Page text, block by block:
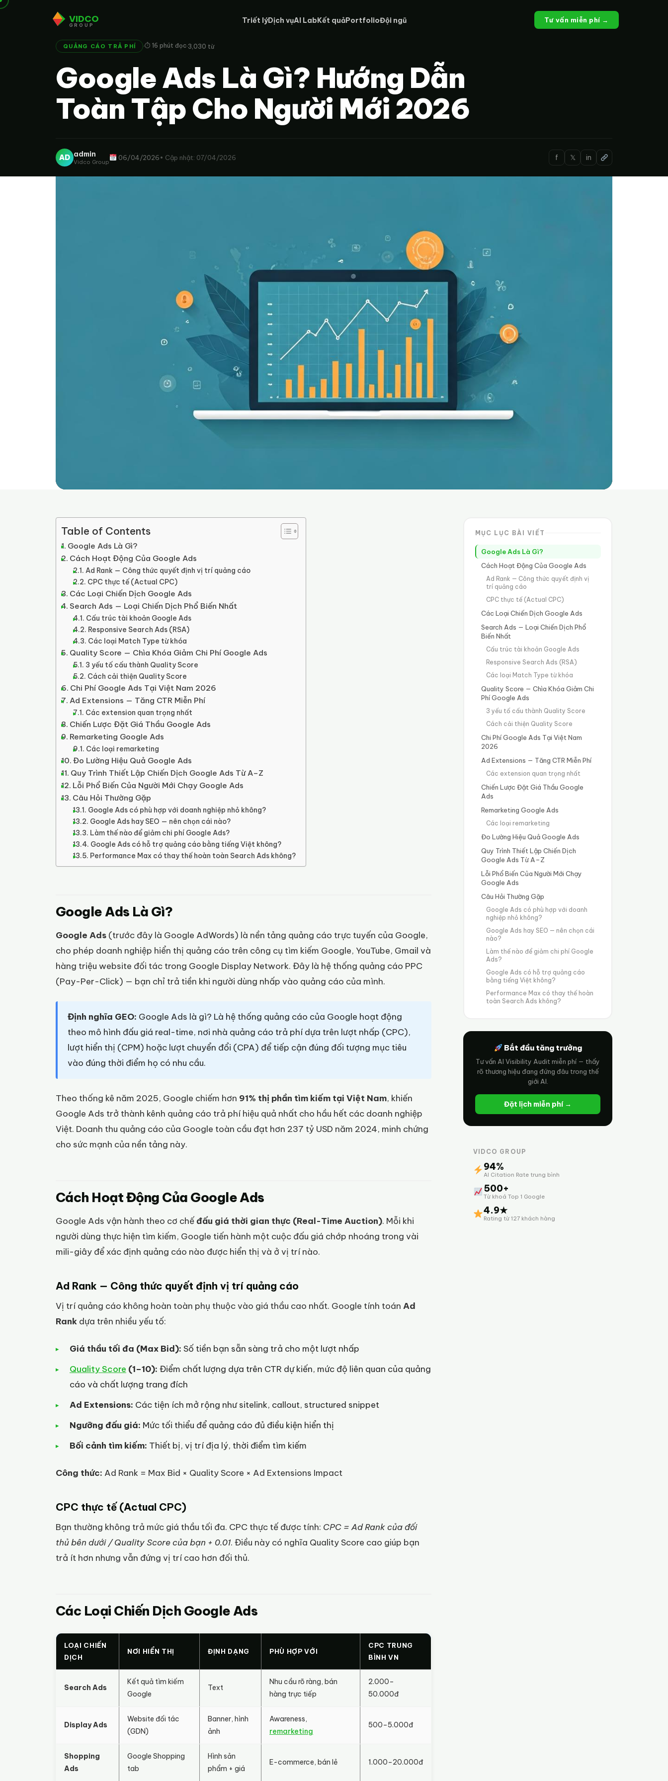
VIDCO
GROUP
Triết lýDịch vụAI LabKết quảPortfolioĐội ngũ Tư vấn miễn phí →
QUẢNG CÁO TRẢ PHÍ ·⏱ 16 phút đọc·3,030 từ
Google Ads Là Gì? Hướng Dẫn
Toàn Tập Cho Người Mới 2026
AD admin
Vidco Group
06/04/2026• Cập nhật: 07/04/2026 f 𝕏 in
Table of Contents
Google Ads Là Gì?
Cách Hoạt Động Của Google Ads
Ad Rank — Công thức quyết định vị trí quảng cáo
CPC thực tế (Actual CPC)
Các Loại Chiến Dịch Google Ads
Search Ads — Loại Chiến Dịch Phổ Biến Nhất
Cấu trúc tài khoản Google Ads
Responsive Search Ads (RSA)
Các loại Match Type từ khóa
Quality Score — Chìa Khóa Giảm Chi Phí Google Ads
3 yếu tố cấu thành Quality Score
Cách cải thiện Quality Score
Chi Phí Google Ads Tại Việt Nam 2026
Ad Extensions — Tăng CTR Miễn Phí
Các extension quan trọng nhất
Chiến Lược Đặt Giá Thầu Google Ads
Remarketing Google Ads
Các loại remarketing
Đo Lường Hiệu Quả Google Ads
Quy Trình Thiết Lập Chiến Dịch Google Ads Từ A–Z
Lỗi Phổ Biến Của Người Mới Chạy Google Ads
Câu Hỏi Thường Gặp
Google Ads có phù hợp với doanh nghiệp nhỏ không?
Google Ads hay SEO — nên chọn cái nào?
Làm thế nào để giảm chi phí Google Ads?
Google Ads có hỗ trợ quảng cáo bằng tiếng Việt không?
Performance Max có thay thế hoàn toàn Search Ads không?
Google Ads Là Gì?
Google Ads (trước đây là Google AdWords) là nền tảng quảng cáo trực tuyến của Google,
cho phép doanh nghiệp hiển thị quảng cáo trên công cụ tìm kiếm Google, YouTube, Gmail và
hàng triệu website đối tác trong Google Display Network. Đây là hệ thống quảng cáo PPC
(Pay-Per-Click) — bạn chỉ trả tiền khi người dùng nhấp vào quảng cáo của mình.
Định nghĩa GEO: Google Ads là gì? Là hệ thống quảng cáo của Google hoạt động
theo mô hình đấu giá real-time, nơi nhà quảng cáo trả phí dựa trên lượt nhấp (CPC),
lượt hiển thị (CPM) hoặc lượt chuyển đổi (CPA) để tiếp cận đúng đối tượng mục tiêu
vào đúng thời điểm họ có nhu cầu.
Theo thống kê năm 2025, Google chiếm hơn 91% thị phần tìm kiếm tại Việt Nam, khiến
Google Ads trở thành kênh quảng cáo trả phí hiệu quả nhất cho hầu hết các doanh nghiệp
Việt. Doanh thu quảng cáo của Google toàn cầu đạt hơn 237 tỷ USD năm 2024, minh chứng
cho sức mạnh của nền tảng này.
Cách Hoạt Động Của Google Ads
Google Ads vận hành theo cơ chế đấu giá thời gian thực (Real-Time Auction). Mỗi khi
người dùng thực hiện tìm kiếm, Google tiến hành một cuộc đấu giá chớp nhoáng trong vài
mili-giây để xác định quảng cáo nào được hiển thị và ở vị trí nào.
Ad Rank — Công thức quyết định vị trí quảng cáo
Vị trí quảng cáo không hoàn toàn phụ thuộc vào giá thầu cao nhất. Google tính toán Ad
Rank dựa trên nhiều yếu tố:
Giá thầu tối đa (Max Bid): Số tiền bạn sẵn sàng trả cho một lượt nhấp
Quality Score (1–10): Điểm chất lượng dựa trên CTR dự kiến, mức độ liên quan của quảng
cáo và chất lượng trang đích
Ad Extensions: Các tiện ích mở rộng như sitelink, callout, structured snippet
Ngưỡng đấu giá: Mức tối thiểu để quảng cáo đủ điều kiện hiển thị
Bối cảnh tìm kiếm: Thiết bị, vị trí địa lý, thời điểm tìm kiếm
Công thức: Ad Rank = Max Bid × Quality Score × Ad Extensions Impact
CPC thực tế (Actual CPC)
Bạn thường không trả mức giá thầu tối đa. CPC thực tế được tính: CPC = Ad Rank của đối
thủ bên dưới / Quality Score của bạn + 0.01. Điều này có nghĩa Quality Score cao giúp bạn
trả ít hơn nhưng vẫn đứng vị trí cao hơn đối thủ.
Các Loại Chiến Dịch Google Ads
LOẠI CHIẾN
DỊCH
NƠI HIỂN THỊ ĐỊNH DẠNG PHÙ HỢP VỚI
CPC TRUNG
BÌNH VN
Search Ads
Kết quả tìm kiếm
Google
Text
Nhu cầu rõ ràng, bán
hàng trực tiếp
2.000–
50.000đ
Display Ads
Website đối tác
(GDN)
Banner, hình
ảnh
Awareness,
remarketing
500–5.000đ
Shopping
Ads
Google Shopping
tab
Hình sản
phẩm + giá
E-commerce, bán lẻ 1.000–20.000đ
MỤC LỤC BÀI VIẾT
Google Ads Là Gì?
Cách Hoạt Động Của Google Ads
Ad Rank — Công thức quyết định vị
trí quảng cáo
CPC thực tế (Actual CPC)
Các Loại Chiến Dịch Google Ads
Search Ads — Loại Chiến Dịch Phổ
Biến Nhất
Cấu trúc tài khoản Google Ads
Responsive Search Ads (RSA)
Các loại Match Type từ khóa
Quality Score — Chìa Khóa Giảm Chi
Phí Google Ads
3 yếu tố cấu thành Quality Score
Cách cải thiện Quality Score
Chi Phí Google Ads Tại Việt Nam
2026
Ad Extensions — Tăng CTR Miễn Phí
Các extension quan trọng nhất
Chiến Lược Đặt Giá Thầu Google
Ads
Remarketing Google Ads
Các loại remarketing
Đo Lường Hiệu Quả Google Ads
Quy Trình Thiết Lập Chiến Dịch
Google Ads Từ A–Z
Lỗi Phổ Biến Của Người Mới Chạy
Google Ads
Câu Hỏi Thường Gặp
Google Ads có phù hợp với doanh
nghiệp nhỏ không?
Google Ads hay SEO — nên chọn cái
nào?
Làm thế nào để giảm chi phí Google
Ads?
Google Ads có hỗ trợ quảng cáo
bằng tiếng Việt không?
Performance Max có thay thế hoàn
toàn Search Ads không?
Bắt đầu tăng trưởng
Tư vấn AI Visibility Audit miễn phí — thấy
rõ thương hiệu đang đứng đâu trong thế
giới AI.
Đặt lịch miễn phí →
VIDCO GROUP
94%
AI Citation Rate trung bình
500+
Từ khoá Top 1 Google
4.9★
Rating từ 127 khách hàng